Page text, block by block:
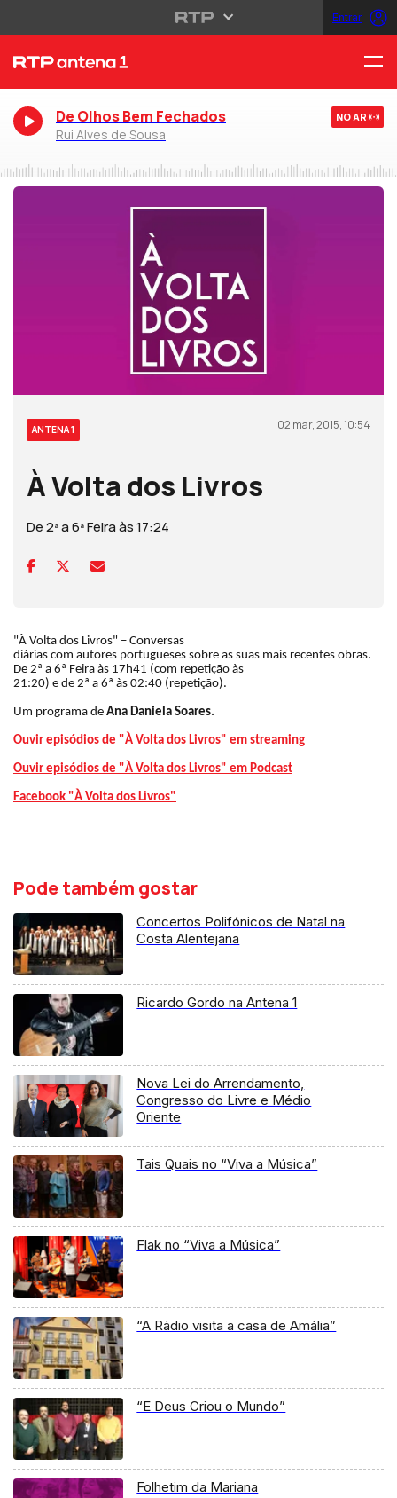
Entrar
De Olhos Bem Fechados
Rui Alves de Sousa
NO AR
ANTENA 1 02 mar, 2015, 10:54
À Volta dos Livros
De 2ª a 6ª Feira às 17:24
"À Volta dos Livros" – Conversas
diárias com autores portugueses sobre as suas mais recentes obras.
De 2ª a 6ª Feira às 17h41 (com repetição às
21:20) e de 2ª a 6ª às 02:40 (repetição).
Um programa de Ana Daniela Soares.
Ouvir episódios de "À Volta dos Livros" em streaming
Ouvir episódios de "À Volta dos Livros" em Podcast
Facebook "À Volta dos Livros"
Pode também gostar
Concertos Polifónicos de Natal na
Costa Alentejana
Ricardo Gordo na Antena 1
Nova Lei do Arrendamento,
Congresso do Livre e Médio
Oriente
Tais Quais no “Viva a Música”
Flak no “Viva a Música”
“A Rádio visita a casa de Amália”
“E Deus Criou o Mundo”
Folhetim da Mariana